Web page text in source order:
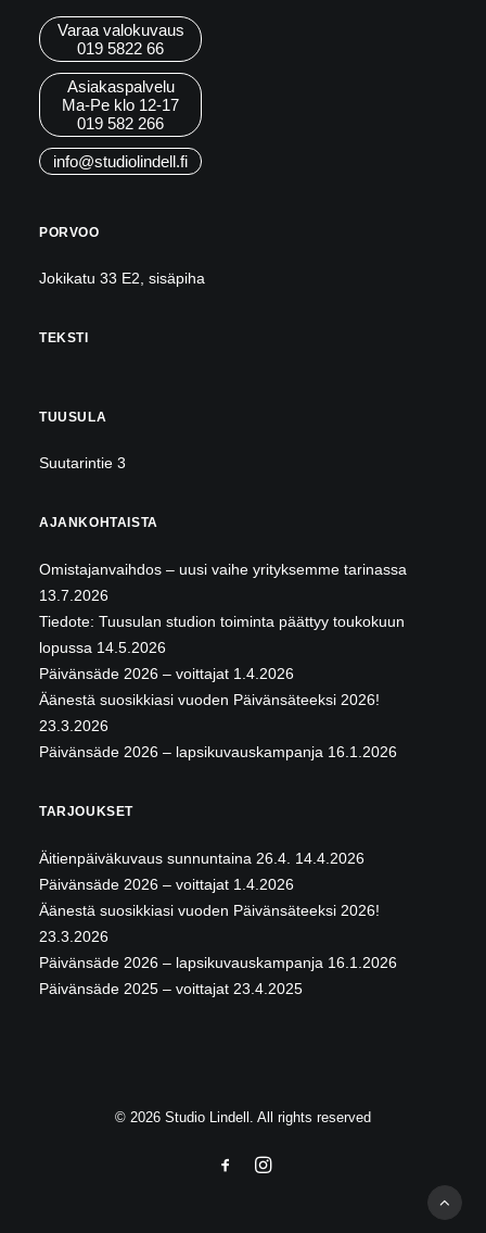
Varaa valokuvaus
019 5822 66
Asiakaspalvelu
Ma-Pe klo 12-17
019 582 266
info@studiolindell.fi
PORVOO
Jokikatu 33 E2, sisäpiha
TEKSTI
TUUSULA
Suutarintie 3
AJANKOHTAISTA
Omistajanvaihdos – uusi vaihe yrityksemme tarinassa
13.7.2026
Tiedote: Tuusulan studion toiminta päättyy toukokuun
lopussa 14.5.2026
Päivänsäde 2026 – voittajat 1.4.2026
Äänestä suosikkiasi vuoden Päivänsäteeksi 2026!
23.3.2026
Päivänsäde 2026 – lapsikuvauskampanja 16.1.2026
TARJOUKSET
Äitienpäiväkuvaus sunnuntaina 26.4. 14.4.2026
Päivänsäde 2026 – voittajat 1.4.2026
Äänestä suosikkiasi vuoden Päivänsäteeksi 2026!
23.3.2026
Päivänsäde 2026 – lapsikuvauskampanja 16.1.2026
Päivänsäde 2025 – voittajat 23.4.2025
© 2026 Studio Lindell. All rights reserved